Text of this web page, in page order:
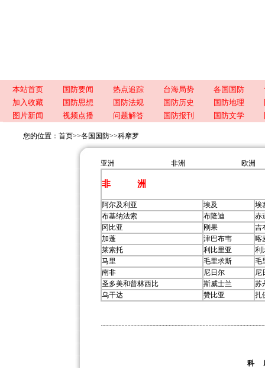
本站首页 国防要闻 热点追踪 台海局势 各国国防
加入收藏
国防思想 国防法规 国防历史 国防地理
图片新闻
视频点播 问题解答 国防报刊 国防文学
您的位置： 首页>>各国国防>>科摩罗
亚洲 非洲 欧洲
非 洲
阿尔及利亚 埃及
埃
布基纳法索
布隆迪
赤
冈比亚
刚果
吉
加蓬
津巴布韦
喀
莱索托
利比里亚
利
马里
毛里求斯
毛
南非
尼日尔
尼
圣多美和普林西比
斯威士兰
苏
乌干达
赞比亚 扎
科